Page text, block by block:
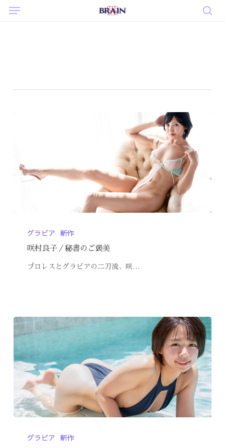
SkipMenu
グラビア 新作
咲村良子／秘書のご褒美
プロレスとグラビアの二刀流、咲…
グラビア 新作